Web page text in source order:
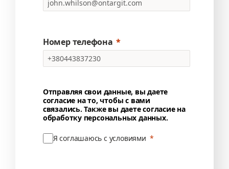
Номер телефона
Отправляя свои данные, вы даете
согласие на то, чтобы с вами
связались. Также вы даете согласие на
обработку персональных данных.
Я соглашаюсь с условиями